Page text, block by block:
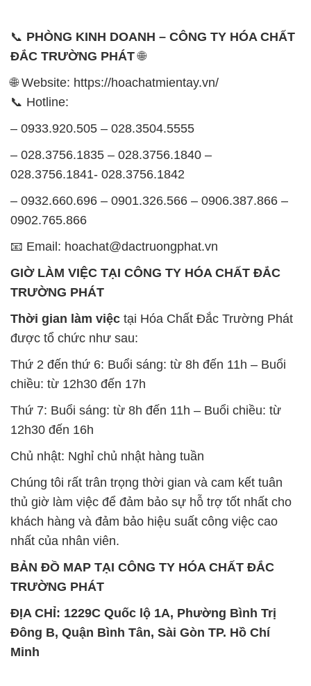
📞 PHÒNG KINH DOANH – CÔNG TY HÓA CHẤT
ĐẮC TRƯỜNG PHÁT🌐
🌐 Website: https://hoachatmientay.vn/
📞 Hotline:
– 0933.920.505 – 028.3504.5555
– 028.3756.1835 – 028.3756.1840 –
028.3756.1841- 028.3756.1842
– 0932.660.696 – 0901.326.566 – 0906.387.866 –
0902.765.866
📧 Email: hoachat@dactruongphat.vn
GIỜ LÀM VIỆC TẠI CÔNG TY HÓA CHẤT ĐẮC
TRƯỜNG PHÁT
Thời gian làm việc tại Hóa Chất Đắc Trường Phát
được tổ chức như sau:
Thứ 2 đến thứ 6: Buổi sáng: từ 8h đến 11h – Buổi
chiều: từ 12h30 đến 17h
Thứ 7: Buổi sáng: từ 8h đến 11h – Buổi chiều: từ
12h30 đến 16h
Chủ nhật: Nghỉ chủ nhật hàng tuần
Chúng tôi rất trân trọng thời gian và cam kết tuân
thủ giờ làm việc để đảm bảo sự hỗ trợ tốt nhất cho
khách hàng và đảm bảo hiệu suất công việc cao
nhất của nhân viên.
BẢN ĐỒ MAP TẠI CÔNG TY HÓA CHẤT ĐẮC
TRƯỜNG PHÁT
ĐỊA CHỈ: 1229C Quốc lộ 1A, Phường Bình Trị
Đông B, Quận Bình Tân, Sài Gòn TP. Hồ Chí
Minh